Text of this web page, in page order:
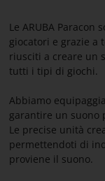
SOFTWARE
E
CONDIZIONI
CONTATTI
Le ARUBA
giocatori e grazie a
riusciti a creare un
tutti i tipi di giochi.
Abbiamo
garantire un suono
Le precise unità
permettendoti di
proviene il suono.